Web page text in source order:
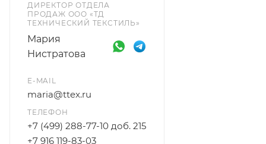
ДИРЕКТОР ОТДЕЛА
ПРОДАЖ ООО «ТД
ТЕХНИЧЕСКИЙ ТЕКСТИЛЬ»
Мария
Нистратова
E-MAIL
maria@ttex.ru
ТЕЛЕФОН
+7 (499) 288-77-10 доб. 215
+7 916 119-83-03